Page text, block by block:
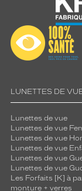
LUNETTES DE
Lunettes de vue
Lunettes de vue
Lunettes de vue
Lunettes de vue
Lunettes de vue
Lunettes de vue
Les Forfaits [K] à
monture + verres